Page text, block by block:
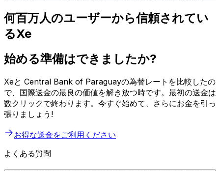
何百万人のユーザーから信頼されてい
るXe
始める準備はできましたか?
Xeと Central Bank of Paraguayの為替レートを比較したの
で、国際送金の最良の価値を解き放つ時です。最初の送金は
数クリックで終わります。今すぐ始めて、さらにお金を引っ
張りましょう!
お得な送金をご利用ください
よくある質問